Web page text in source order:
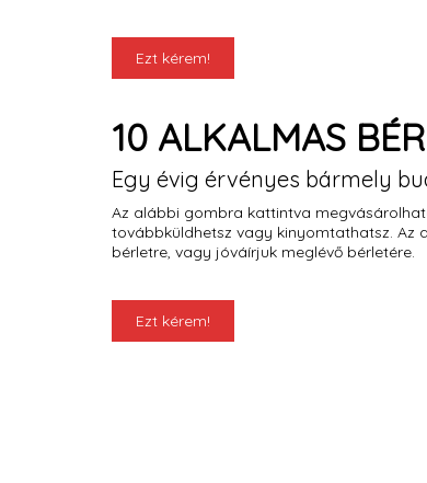
Ezt kérem!
10 ALKALMAS
Egy évig érvényes bármely
Az alábbi gombra kattintva
továbbküldhetsz vagy kinyomtathatsz.
bérletre, vagy jóváírjuk meglévő bérletére.
Ezt kérem!